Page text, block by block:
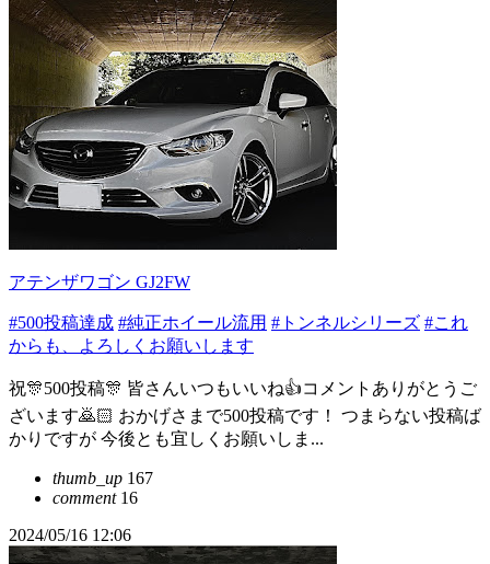
アテンザワゴン GJ2FW
#500投稿達成 #純正ホイール流用 #トンネルシリーズ #これ
からも、よろしくお願いします
祝🎊500投稿🎊 皆さんいつもいいね👍コメントありがとうご
ざいます🙇🏻 おかげさまで500投稿です！ つまらない投稿ば
かりですが 今後とも宜しくお願いしま...
thumb_up 167
comment16
2024/05/16 12:06